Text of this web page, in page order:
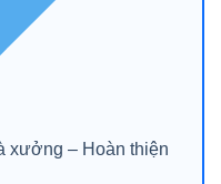
xưởng – Hoàn thiện